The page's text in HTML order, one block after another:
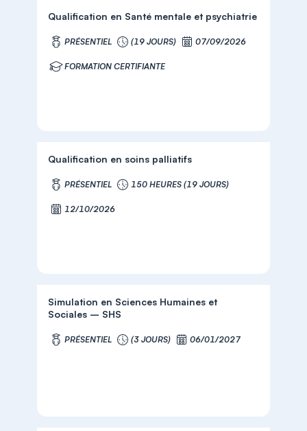
Qualification en Santé mentale et psychiatrie
PRÉSENTIEL (19 JOURS) 07/09/2026
FORMATION CERTIFIANTE
Qualification en soins palliatifs
PRÉSENTIEL 150 HEURES (19 JOURS)
12/10/2026
Simulation en Sciences Humaines et
Sociales – SHS
PRÉSENTIEL (3 JOURS) 06/01/2027